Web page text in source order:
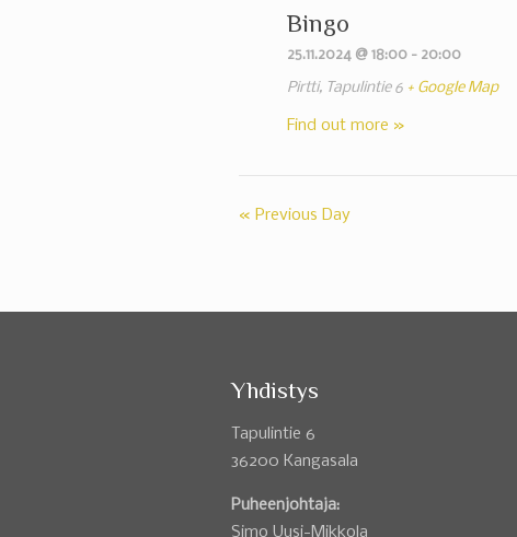
Bingo
25.11.2024 @ 18:00- 20:00
Pirtti, Tapulintie 6 + Google Map
Find out more »
« Previous Day
Yhdistys
Tapulintie 6
36200 Kangasala
Puheenjohtaja:
Simo Uusi-Mikkola